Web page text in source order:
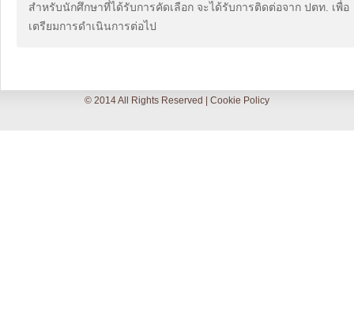
สำหรับนักศึกษาที่ได้รับการคัดเลือก จะได้รับการติดต่อจาก ปตท. เพื่อ
เตรียมการดำเนินการต่อไป
© 2014 All Rights Reserved | Cookie Policy